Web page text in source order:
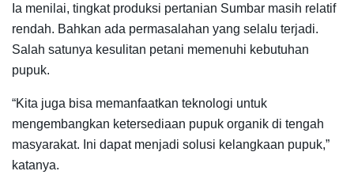
Ia menilai, tingkat produksi pertanian Sumbar masih relatif
rendah. Bahkan ada permasalahan yang selalu terjadi.
Salah satunya kesulitan petani memenuhi kebutuhan
pupuk.
“Kita juga bisa memanfaatkan teknologi untuk
mengembangkan ketersediaan pupuk organik di tengah
masyarakat. Ini dapat menjadi solusi kelangkaan pupuk,”
katanya.